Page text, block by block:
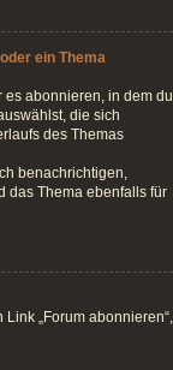
ein Thema
es abonnieren, in dem du
die sich
des Themas
benachrichtigen,
das Thema ebenfalls für
„Forum abonnieren“,